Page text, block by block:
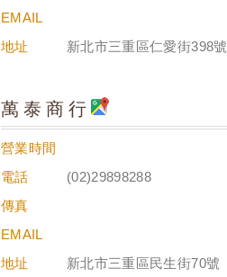
EMAIL
地址
新北市三重區仁愛街398號
萬泰商行
營業時間
電話
(02)29898288
傳真
EMAIL
地址
新北市三重區民生街70號